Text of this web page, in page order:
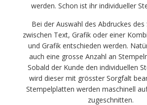
werden. Schon ist ihr individueller
Bei der Auswahl des Abdruckes
zwischen Text, Grafik oder einer
und Grafik entschieden werden.
auch eine grosse Anzahl an
Sobald der Kunde den individuellen
wird dieser mit grösster Sorgfalt
Stempelplatten werden maschinell
zugeschnitten.